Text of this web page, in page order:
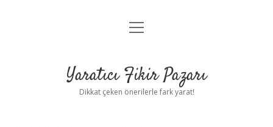
Anasayfa
Yasal Uyarı
menüyü
Yaratıcı Fikir Pazarı
Dikkat çeken önerilerle fark yarat!